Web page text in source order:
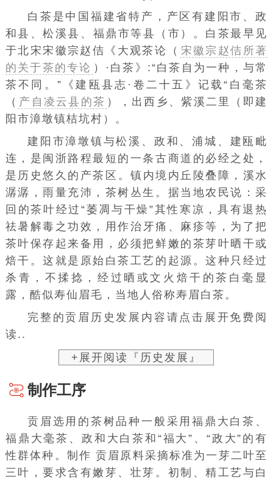
白茶是中国福建省特产，产区有建阳市 、政
和县 、松溪县 、 福鼎 市等县（市）。白茶最早见
于北宋宋徽宗赵佶《大观茶论（ 宋徽宗赵佶所著
的关于茶的专论 ）·白茶》:“白茶自为一种，与常
茶不同。”《建瓯县志·卷二十五》记载“ 白毫茶
（ 产自凌云县的茶 ） ，出西乡 、紫溪二里（即建
阳市漳墩镇桔坑村）。
建阳市漳墩镇与松溪、政和、浦城 、 建瓯 毗
连，是闽浙路程最短的一条古商道的必经之处，
是历史悠久的产茶区 。镇内境内丘陵叠障，溪水
潺潺，雨量充沛，茶树丛生。据当地农民说：采
回的茶叶经过“萎凋与干燥”其性寒凉，具有退热
祛暑解毒之功效，用作治 牙痛 、 麻疹等，为了把
茶叶保存起来备用，必须把鲜嫩的 茶芽 叶晒干或
焙干。这就是原始白茶工艺的起源。这种只经过
杀青，不揉捻，经过晒或文火焙干的茶 白毫 显
露，酷似寿仙眉毛，当地人俗称寿眉 白茶。
完整的贡眉历史发展内容请点击展开免费阅
读..
+展开阅读『历史发展』
制作工序
贡眉选用的茶树品种一般采用福鼎大白茶、
福鼎大毫茶、政和大白茶和“福大”、“政大”的有
性群体种。制作 贡眉原料采摘标准为一芽二叶至
三叶，要求含有嫩芽、壮芽。初制、精工艺与白